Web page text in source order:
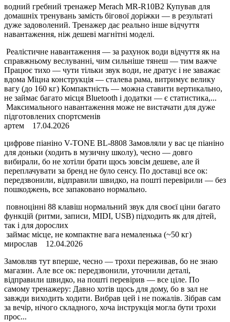
водний гребний тренажер Merach MR-R10B2 Купував для
домашніх тренувань замість бігової доріжки — в результаті
дуже задоволений. Тренажер дає реально інше відчуття
навантаження, ніж дешеві магнітні моделі.
Реалістичне навантаження — за рахунок води відчуття як на
справжньому веслуванні, чим сильніше тянеш — тим важче
Працює тихо — чути тільки звук води, не дратує і не заважає
вдома Міцна конструкція — сталева рама, витримує велику
вагу (до 160 кг) Компактність — можна ставити вертикально,
не займає багато місця Bluetooth і додатки — є статистика,...
Максимального навантаження може не вистачати для дуже
підготовлених спортсменів
артем
17.04.2026
цифрове піаніно V-TONE BL-8808 Замовляли у вас це піаніно
для доньки (ходить в музичну школу), чесно — довго
вибирали, бо не хотіли брати щось зовсім дешеве, але й
переплачувати за бренд не було сенсу. По доставці все ок:
передзвонили, відправили швидко, на пошті перевірили — без
пошкоджень, все запаковано нормально.
повноцінні 88 клавіш нормальний звук для своєї ціни багато
функцій (ритми, записи, MIDI, USB) підходить як для дітей,
так і для дорослих
займає місце, не компактне вага немаленька (~50 кг)
мирослав
12.04.2026
Замовляв тут вперше, чесно — трохи переживав, бо не знаю
магазин. Але все ок: передзвонили, уточнили деталі,
відправили швидко, на пошті перевірив — все ціле. По
самому тренажеру: Давно хотів щось для дому, бо в зал не
завжди виходить ходити. Вибрав цей і не пожалів. Зібрав сам
за вечір, нічого складного, хоча інструкція могла бути трохи
прос...